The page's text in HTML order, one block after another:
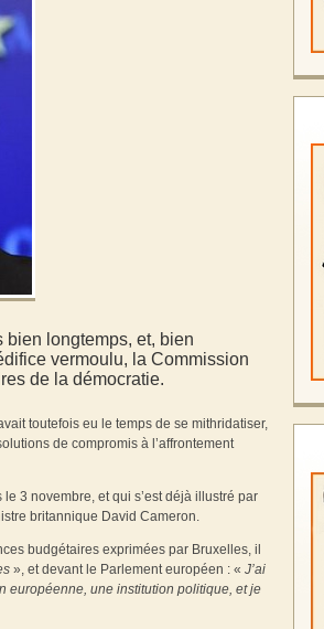
bien longtemps, et, bien
vermoulu, la Commission
de la démocratie.
toutefois eu le temps de se mithridatiser,
de compromis à l’affrontement
3 novembre, et qui s’est déjà illustré par
britannique David Cameron.
budgétaires exprimées par Bruxelles, il
», et devant le Parlement européen : « J’ai
européenne, une institution politique, et je